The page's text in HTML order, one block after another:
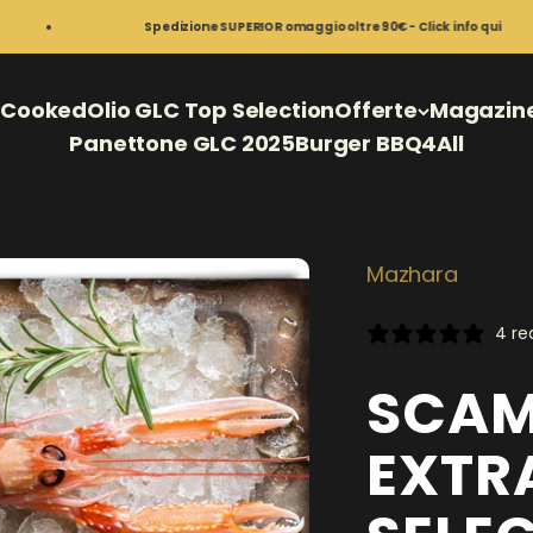
Spedizione SUPERIOR omaggio oltre 90€ - Click info qui
CookedOlio GLC Top SelectionOfferte
Panettone GLC 2025Burger BBQ4All
Mazhara
4